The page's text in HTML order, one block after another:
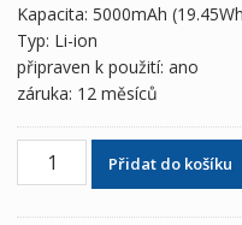
Kapacita: 5000mAh
Typ: Li-ion
připraven k použití: ano
záruka: 12 měsíců
Baterie
Přidat do košíku